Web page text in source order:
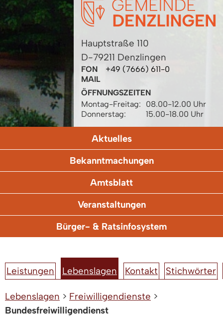
Hauptstraße 110
D-79211 Denzlingen
FON
+49 (7666) 611-0
MAIL
ÖFFNUNGSZEITEN
Montag-Freitag:
08.00-12.00 Uhr
Donnerstag:
15.00-18.00 Uhr
Aktuelles
Bekanntmachungen
Amtsblatt
Veranstaltungen
Bürger- & Ratsinfosystem
Leistungen Lebenslagen Kontakt Stichwörter
Lebenslagen > Freiwilligendienste >
Bundesfreiwilligendienst